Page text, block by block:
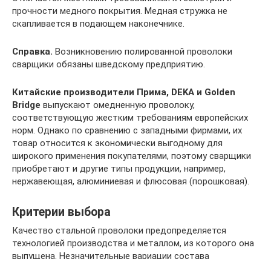
прочности медного покрытия. Медная стружка не
скапливается в подающем наконечнике.
Справка. Возникновению полированной проволоки
сварщики обязаны шведскому предприятию.
Китайские производители Прима, DEKA и Golden
Bridge выпускают омедненную проволоку,
соответствующую жестким требованиям европейских
норм. Однако по сравнению с западными фирмами, их
товар относится к экономически выгодному для
широкого применения покупателями, поэтому сварщики
приобретают и другие типы продукции, например,
нержавеющая, алюминиевая и флюсовая (порошковая).
Критерии выбора
Качество стальной проволоки предопределяется
технологией производства и металлом, из которого она
выпущена. Незначительные вариации состава